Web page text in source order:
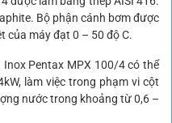
Bộ phận cánh bơm được
của máy đạt 0 – 50 độ C.
Pentax MPX 100/4 có thể
làm việc trong phạm vi cột
nước trong khoảng từ 0,6 –